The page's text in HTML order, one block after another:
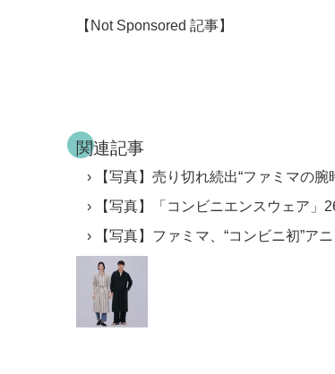
【Not Sponsored 記事】
関連記事
【写真】売り切れ続出“ファミマの腕
【写真】「コンビニエンスウェア
【写真】ファミマ、“コンビニ初”ア